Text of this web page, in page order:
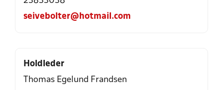
seivebolter@hotmail.com
Holdleder
Thomas Egelund Frandsen